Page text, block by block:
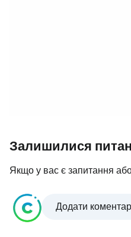
Залишилися
Якщо у вас є запитання
Додати